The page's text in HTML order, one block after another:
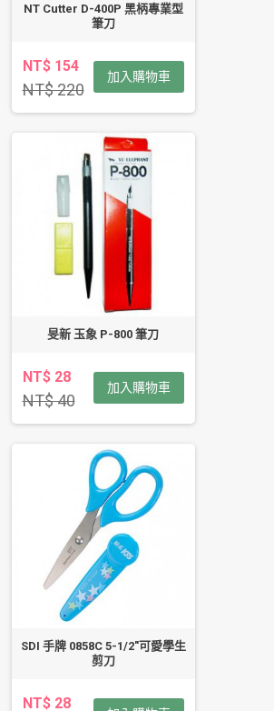
NT Cutter D-400P 黑柄專業型
筆刀
NT$ 154
NT$ 220
加入購物車
旻新 玉象 P-800 筆刀
NT$ 28
NT$ 40
加入購物車
SDI 手牌 0858C 5-1/2"可愛學生
剪刀
NT$ 28